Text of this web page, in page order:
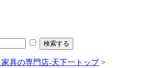
具の専門店-天下一トップ>